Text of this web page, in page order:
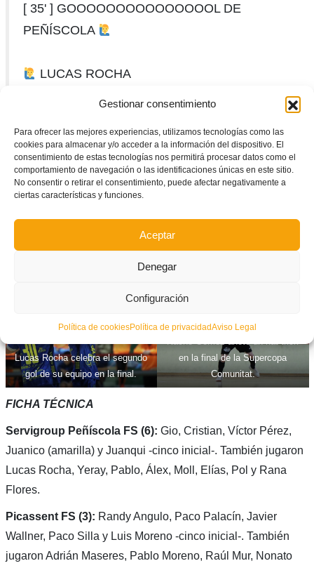
Gestionar consentimiento
Para ofrecer las mejores experiencias, utilizamos tecnologías como las
cookies para almacenar y/o acceder a la información del dispositivo. El
consentimiento de estas tecnologías nos permitirá procesar datos como el
comportamiento de navegación o las identificaciones únicas en este sitio.
No consentir o retirar el consentimiento, puede afectar negativamente a
ciertas características y funciones.
Aceptar
Denegar
Configuración
Política de cookiesPolítica de privacidadAviso Legal
[ 35' ] GOOOOOOOOOOOOOOOL DE
PEÑÍSCOLA
LUCAS ROCHA
@peniscolafs
@FSPicassent #SupercopaComunitat
Pero poco pudo hacer ya contra el
. Una gran final
por parte de los dos equipos.
Lucas Rocha celebra el segundo
gol de su equipo en la final.
Nacho Gómez anotó un hat trick
en la final de la Supercopa
Comunitat.
FICHA TÉCNICA
Servigroup Peñíscola FS (6): Gio, Cristian, Víctor Pérez,
Juanico (amarilla) y Juanqui -cinco inicial-. También jugaron
Lucas Rocha, Yeray, Pablo, Álex, Moll, Elías, Pol y Rana
Flores.
Picassent FS (3): Randy Angulo, Paco Palacín, Javier
Wallner, Paco Silla y Luis Moreno -cinco inicial-. También
jugaron Adrián Maseres, Pablo Moreno, Raúl Mur, Nonato